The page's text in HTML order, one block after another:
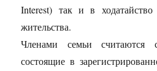
Interest) так и в
жительства.
Членами семьи считаются
состоящие в